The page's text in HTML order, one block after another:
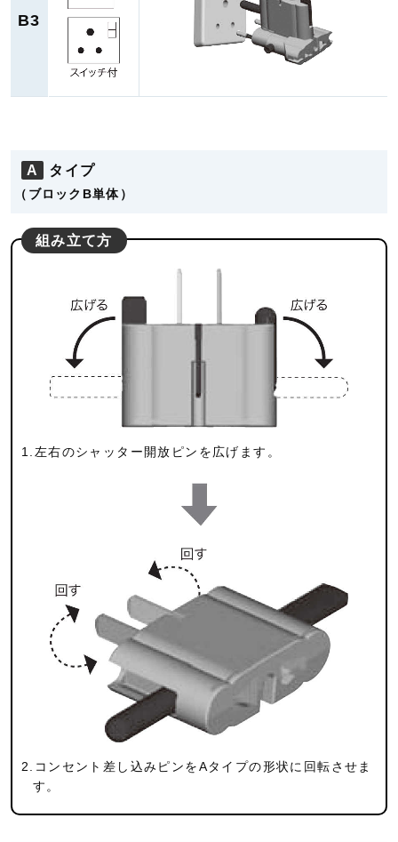
B3
A タイプ
（ブロックB単体）
組み立て方
1.左右のシャッター開放ピンを広げます。
2.コンセント差し込みピンをAタイプの形状に回転させま
す。